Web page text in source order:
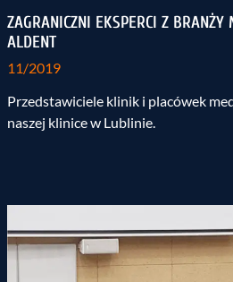
ZAGRANICZNI EKSPERCI Z BRANŻY
ALDENT
11/2019
Przedstawiciele klinik i placówek
naszej klinice w Lublinie.